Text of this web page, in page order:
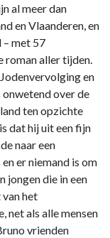
al meer dan
en Vlaanderen, en
met 57
roman aller tijden.
en
over de
ten opzichte
dat hij uit een fijn
naar een
er niemand is om
jongen die in een
het
net als alle mensen
vrienden